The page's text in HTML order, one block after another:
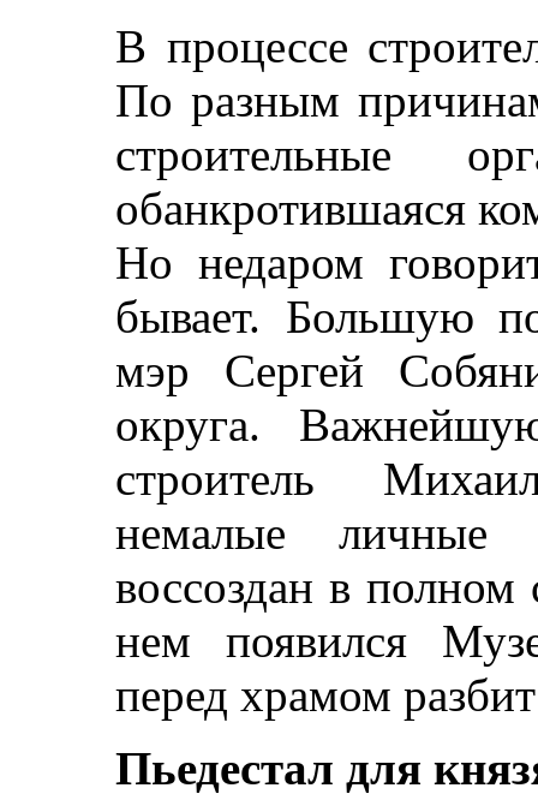
В процессе
По разным
строительные
обанкротившаяся
Но недаром
бывает. Большую
мэр Сергей
округа.
строитель
немалые личные
воссоздан в полном
нем появился
перед храмом
Пьедестал для